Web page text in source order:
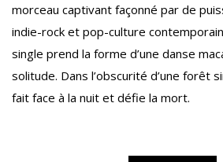
morceau captivant façonné par de
indie-rock et pop-culture
single prend la forme d’une danse
solitude. Dans l’obscurité d’une forêt
fait face à la nuit et défie la mort.